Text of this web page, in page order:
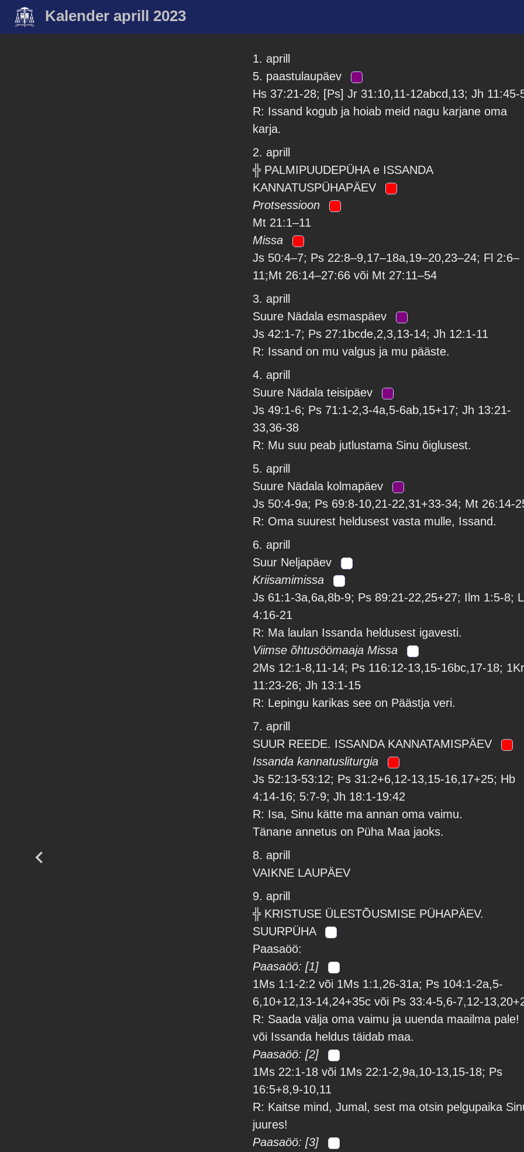
Kalender aprill 2023
1. aprill
5. paastulaupäev
Hs 37:21-28; [Ps] Jr 31:10,11-12abcd,13; Jh 11:45-
R: Issand kogub ja hoiab meid nagu karjane oma
karja.
2. aprill
╬ PALMIPUUDEPÜHA e ISSANDA
KANNATUSPÜHAPÄEV
Protsessioon
Mt 21:1–11
Missa
Js 50:4–7; Ps 22:8–9,17–18a,19–20,23–24; Fl 2:6–
11;Mt 26:14–27:66 või Mt 27:11–54
3. aprill
Suure Nädala esmaspäev
Js 42:1-7; Ps 27:1bcde,2,3,13-14; Jh 12:1-11
R: Issand on mu valgus ja mu pääste.
4. aprill
Suure Nädala teisipäev
Js 49:1-6; Ps 71:1-2,3-4a,5-6ab,15+17; Jh 13:21-
33,36-38
R: Mu suu peab jutlustama Sinu õiglusest.
5. aprill
Suure Nädala kolmapäev
Js 50:4-9a; Ps 69:8-10,21-22,31+33-34; Mt 26:14-
R: Oma suurest heldusest vasta mulle, Issand.
6. aprill
Suur Neljapäev
Kriisamimissa
Js 61:1-3a,6a,8b-9; Ps 89:21-22,25+27; Ilm 1:5-8;
4:16-21
R: Ma laulan Issanda heldusest igavesti.
Viimse õhtusöömaaja Missa
2Ms 12:1-8,11-14; Ps 116:12-13,15-16bc,17-18;
11:23-26; Jh 13:1-15
R: Lepingu karikas see on Päästja veri.
7. aprill
SUUR REEDE. ISSANDA KANNATAMISPÄEV
Issanda kannatusliturgia
Js 52:13-53:12; Ps 31:2+6,12-13,15-16,17+25; Hb
4:14-16; 5:7-9; Jh 18:1-19:42
R: Isa, Sinu kätte ma annan oma vaimu.
Tänane annetus on Püha Maa jaoks.
8. aprill
VAIKNE LAUPÄEV
9. aprill
╬ KRISTUSE ÜLESTÕUSMISE PÜHAPÄEV.
SUURPÜHA
Paasaöö:
Paasaöö: [1]
1Ms 1:1-2:2 või 1Ms 1:1,26-31a; Ps 104:1-2a,5-
6,10+12,13-14,24+35c või Ps 33:4-5,6-7,12-
R: Saada välja oma vaimu ja uuenda maailma pale!
või Issanda heldus täidab maa.
Paasaöö: [2]
1Ms 22:1-18 või 1Ms 22:1-2,9a,10-13,15-18; Ps
16:5+8,9-10,11
R: Kaitse mind, Jumal, sest ma otsin pelgupaika
juures!
Paasaöö: [3]